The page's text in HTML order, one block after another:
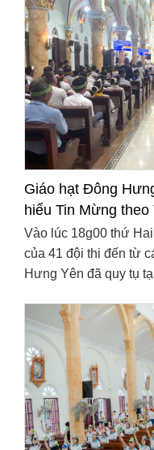
Giáo hạt Đông
hiểu Tin Mừng
Vào lúc 18g00 thứ
của 41 đội thi đến từ
Hưng Yên đã quy tụ